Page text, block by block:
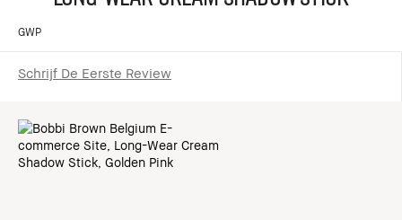
GWP
Schrijf De Eerste Review